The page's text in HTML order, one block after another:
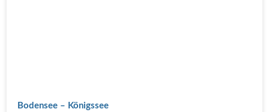
Bodensee – Königssee